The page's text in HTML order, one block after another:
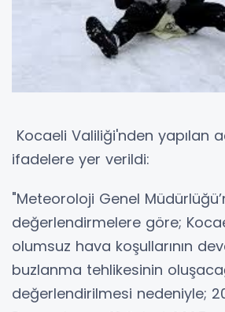
Kocaeli Valiliği'nden yapılan
ifadelere yer verildi:
"Meteoroloji Genel
değerlendirmelere göre;
olumsuz hava koşullarının
buzlanma tehlikesinin
değerlendirilmesi nedeniyle;